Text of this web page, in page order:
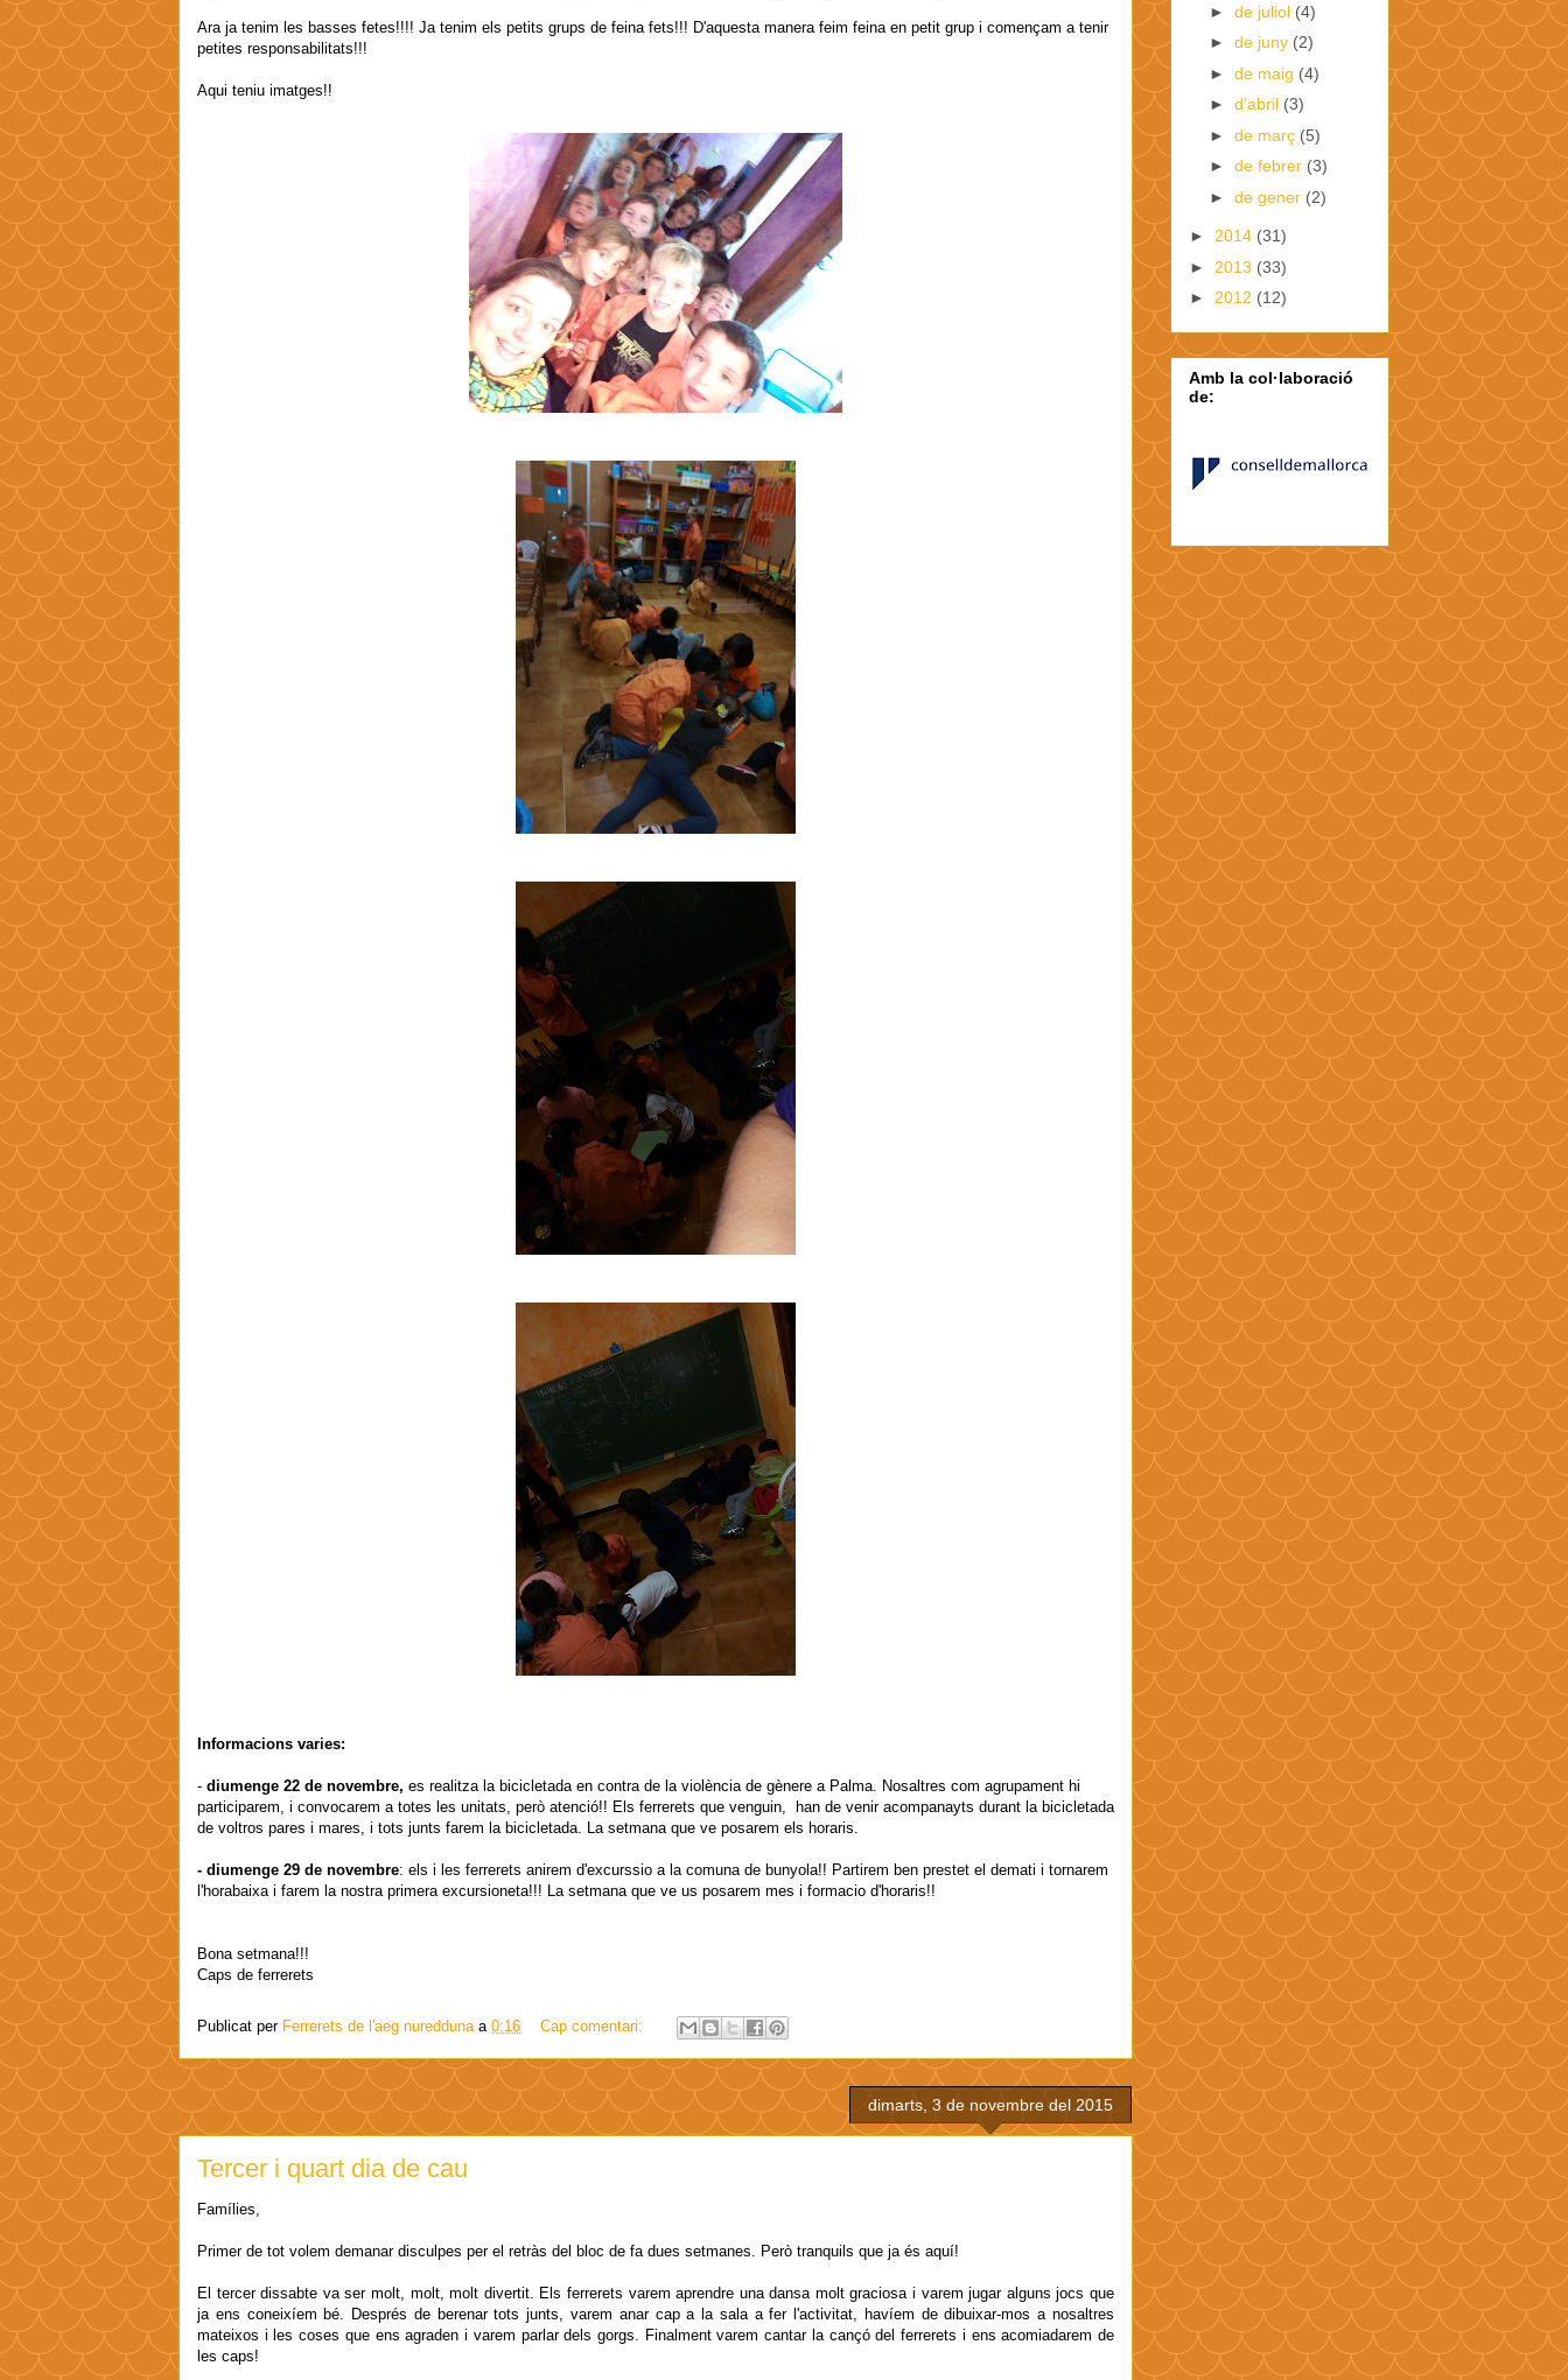
Ara ja tenim les basses fetes!!!! Ja tenim els petits grups de feina fets!!! D'aquesta manera feim feina en petit grup i començam a tenir
petites responsabilitats!!!
Aqui teniu imatges!!
Informacions varies:
- diumenge 22 de novembre, es realitza la bicicletada en contra de la violència de gènere a Palma. Nosaltres com agrupament hi
participarem, i convocarem a totes les unitats, però atenció!! Els ferrerets que venguin, han de venir acompanayts durant la bicicletada
de voltros pares i mares, i tots junts farem la bicicletada. La setmana que ve posarem els horaris.
- diumenge 29 de novembre: els i les ferrerets anirem d'excurssio a la comuna de bunyola!! Partirem ben prestet el demati i tornarem
l'horabaixa i farem la nostra primera excursioneta!!! La setmana que ve us posarem mes i formacio d'horaris!!
Bona setmana!!!
Caps de ferrerets
Publicat per Ferrerets de l'aeg nuredduna a 0:16 Cap comentari:
dimarts, 3 de novembre del 2015
Tercer i quart dia de cau
Famílies,
Primer de tot volem demanar disculpes per el retràs del bloc de fa dues setmanes. Però tranquils que ja és aquí!
El tercer dissabte va ser molt, molt, molt divertit. Els ferrerets varem aprendre una dansa molt graciosa i varem jugar alguns jocs que
ja ens coneixíem bé. Després de berenar tots junts, varem anar cap a la sala a fer l'activitat, havíem de dibuixar-mos a nosaltres
mateixos i les coses que ens agraden i varem parlar dels gorgs. Finalment varem cantar la cançó del ferrerets i ens acomiadarem de
les caps!
► de juliol (4)
► de juny (2)
► de maig (4)
► d’abril (3)
► de març (5)
► de febrer (3)
► de gener (2)
► 2014 (31)
► 2013 (33)
► 2012 (12)
Amb la col·laboració
de: